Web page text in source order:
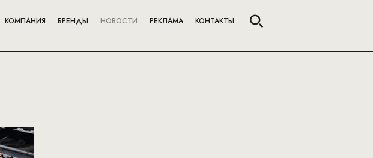
КОМПАНИЯ БРЕНДЫ НОВОСТИ РЕКЛАМА КОНТАКТЫ